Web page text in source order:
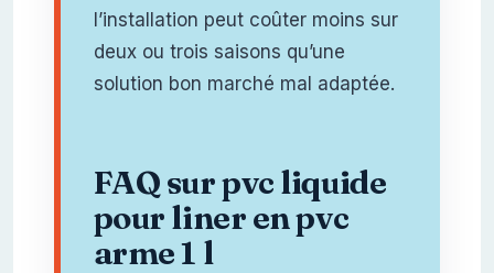
l’installation peut coûter moins sur
deux ou trois saisons qu’une
solution bon marché mal adaptée.
FAQ sur pvc liquide
pour liner en pvc
arme 1 l